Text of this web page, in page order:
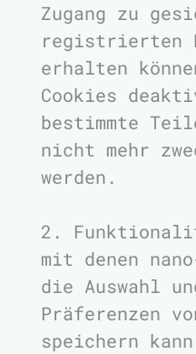
Zugang zu
registrierten
erhalten
Cookies
bestimmte
nicht mehr
werden.
2.
mit denen
die Auswahl
Präferenzen
speichern